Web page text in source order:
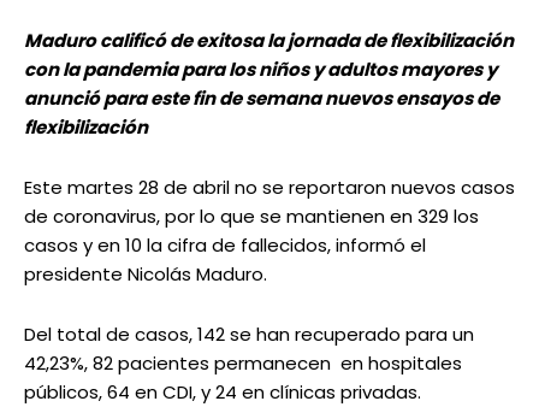
Maduro calificó de exitosa la jornada de flexibilización
con la pandemia para los niños y adultos mayores y
anunció para este fin de semana nuevos ensayos de
flexibilización
Este martes 28 de abril no se reportaron nuevos casos
de coronavirus, por lo que se mantienen en 329 los
casos y en 10 la cifra de fallecidos, informó el
presidente Nicolás Maduro.
Del total de casos, 142 se han recuperado para un
42,23%, 82 pacientes permanecen en hospitales
públicos, 64 en CDI, y 24 en clínicas privadas.